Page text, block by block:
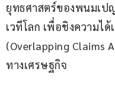
ยุทธศาสตร์ของพนมเป
เวทีโลก เพื่อชิงความไ
(Overlapping Claims
ทางเศรษฐกิจ